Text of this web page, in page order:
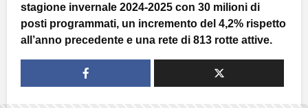
stagione invernale 2024-2025 con 30 milioni di
posti programmati, un incremento del 4,2% rispetto
all’anno precedente e una rete di 813 rotte attive.